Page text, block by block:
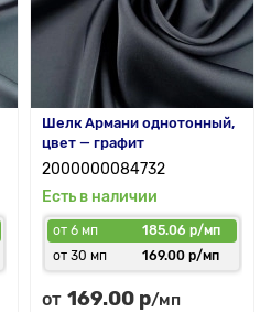
Шелк Армани однотонный,
цвет — графит
2000000084732
Есть в наличии
от 6 мп
185.06 р/мп
от 30 мп
169.00 р/мп
от 169.00 р/мп